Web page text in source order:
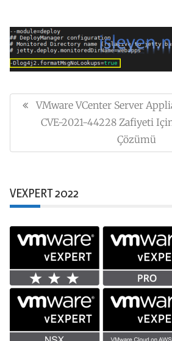
gezinmesi
Previous
Post:
VMware VCenter Server
CVE-2021-44228 Zafiyeti
Çözümü
VEXPERT 2022